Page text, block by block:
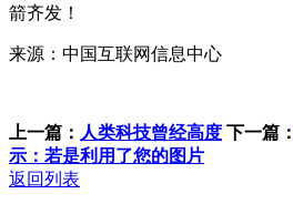
箭齐发！
来源：中国互联网信息中心
上一篇： 人类科技曾经高度 下一篇：
示：若是利用了您的图片
返回列表